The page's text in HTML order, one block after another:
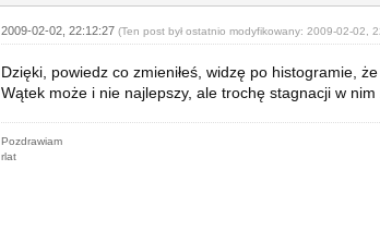
2009-02-02, 22:12:27 (Ten post był ostatnio modyfikowany: 2009-02-02,
Dzięki, powiedz co zmieniłeś, widzę po histogramie,
Wątek może i nie najlepszy, ale trochę stagnacji w
Pozdrawiam
rlat